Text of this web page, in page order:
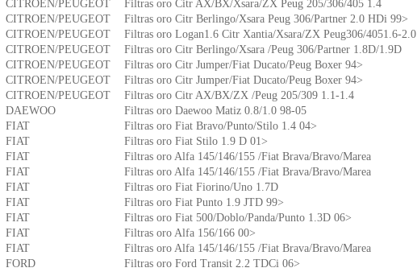
CITROEN/PEUGEOT
Filtras oro Citr AX/BX/Xsara/ZX Peug 205/306/405 1.4
CITROEN/PEUGEOT
Filtras oro Citr Berlingo/Xsara Peug 306/Partner 2.0 HDi 99>
CITROEN/PEUGEOT
Filtras oro Logan1.6 Citr Xantia/Xsara/ZX Peug306/4051.6-2.0
CITROEN/PEUGEOT
Filtras oro Citr Berlingo/Xsara /Peug 306/Partner 1.8D/1.9D
CITROEN/PEUGEOT
Filtras oro Citr Jumper/Fiat Ducato/Peug Boxer 94>
CITROEN/PEUGEOT
Filtras oro Citr Jumper/Fiat Ducato/Peug Boxer 94>
CITROEN/PEUGEOT
Filtras oro Citr AX/BX/ZX /Peug 205/309 1.1-1.4
DAEWOO
Filtras oro Daewoo Matiz 0.8/1.0 98-05
FIAT
Filtras oro Fiat Bravo/Punto/Stilo 1.4 04>
FIAT
Filtras oro Fiat Stilo 1.9 D 01>
FIAT
Filtras oro Alfa 145/146/155 /Fiat Brava/Bravo/Marea
FIAT
Filtras oro Alfa 145/146/155 /Fiat Brava/Bravo/Marea
FIAT
Filtras oro Fiat Fiorino/Uno 1.7D
FIAT
Filtras oro Fiat Punto 1.9 JTD 99>
FIAT
Filtras oro Fiat 500/Doblo/Panda/Punto 1.3D 06>
FIAT
Filtras oro Alfa 156/166 00>
FIAT
Filtras oro Alfa 145/146/155 /Fiat Brava/Bravo/Marea
FORD
Filtras oro Ford Transit 2.2 TDCi 06>